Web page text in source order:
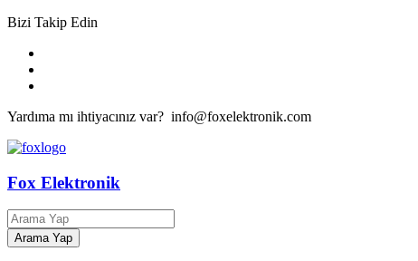
Bizi Takip Edin
Yardıma mı ihtiyacınız var? info@foxelektronik.com
Fox Elektronik